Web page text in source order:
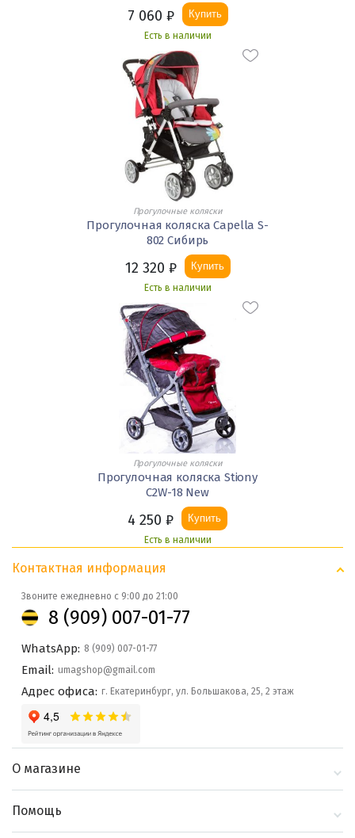
7 060 ₽ Купить
Есть в наличии
Прогулочные коляски
Прогулочная коляска Capella S-
802 Сибирь
12 320 ₽ Купить
Есть в наличии
Прогулочные коляски
Прогулочная коляска Stiony
С2W-18 New
4 250 ₽ Купить
Есть в наличии
Контактная информация
Звоните ежедневно с 9:00 до 21:00
8 (909) 007-01-77
WhatsApp: 8 (909) 007-01-77
Email: umagshop@gmail.com
Адрес офиса: г. Екатеринбург, ул. Большакова, 25, 2 этаж
О магазине
Помощь